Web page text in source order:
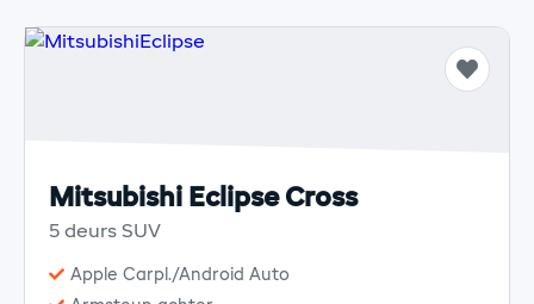
Mitsubishi Eclipse Cross
5 deurs SUV
Apple Carpl./Android Auto